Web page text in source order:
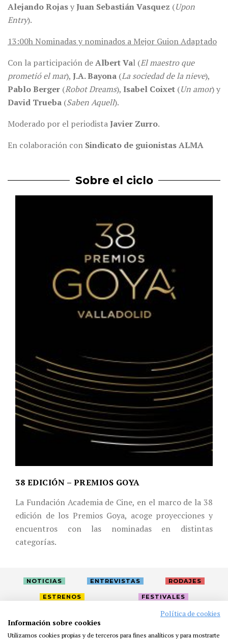
Alejando RojasyJuan Sebastián Vasquez (Upon
Entry).
13:00h Nominadas y nominados a Mejor Guion Adaptado
Con la participación deAlbert Val (El maestro que
prometió el mar), J.A. Bayona (La sociedad de la nieve),
Pablo Berger (Robot Dreams), Isabel Coixet (Un amor) y
David Trueba (Saben Aquell).
Moderado por el periodistaJavier Zurro.
En colaboración con Sindicato de guionistas ALMA
Sobre el ciclo
38 EDICIÓN – PREMIOS GOYA
La Fundación Academia de Cine, en el marco de la 38
edición de los Premios Goya, acoge proyecciones y
encuentros con las nominadas en distintas
categorías.
NOTICIAS ENTREVISTAS RODAJES
ESTRENOS FESTIVALES
Política de cookies
Información sobre cookies
Utilizamos cookies propias y de terceros para fines analíticos y para mostrarte